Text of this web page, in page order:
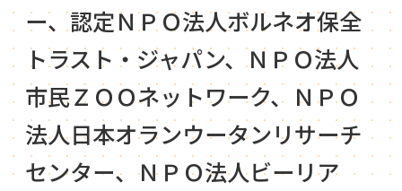
ー、認定ＮＰＯ法人ボルネオ保全
トラスト・ジャパン、ＮＰＯ法人
市民ＺＯＯネットワーク、ＮＰＯ
法人日本オランウータンリサーチ
センター、ＮＰＯ法人ビーリア